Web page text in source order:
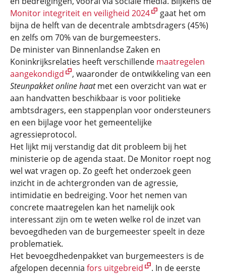
Monitor integriteit en veiligheid 2024
gaat het om
bijna de helft van de decentrale ambtsdragers (45%)
en zelfs om 70% van de burgemeesters.
De minister van Binnenlandse Zaken en
Koninkrijksrelaties heeft verschillende maatregelen
aangekondigd
, waaronder de ontwikkeling van een
Steunpakket online haatmet een overzicht van wat er
aan handvatten beschikbaar is voor politieke
ambtsdragers, een stappenplan voor ondersteuners
en een bijlage voor het gemeentelijke
agressieprotocol.
Het lijkt mij verstandig dat dit probleem bij het
ministerie op de agenda staat. De Monitor roept nog
wel wat vragen op. Zo geeft het onderzoek geen
inzicht in de achtergronden van de agressie,
intimidatie en bedreiging. Voor het nemen van
concrete maatregelen kan het namelijk ook
interessant zijn om te weten welke rol de inzet van
bevoegdheden van de burgemeester speelt in deze
problematiek.
Het bevoegdhedenpakket van burgemeesters is de
afgelopen decennia fors uitgebreid
. In de eerste